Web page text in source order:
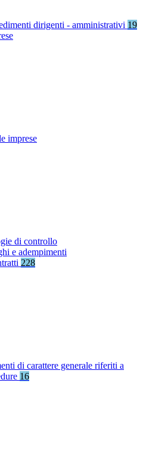
dirigenti - amministrativi 19
imprese
di controllo
e adempimenti
228
di carattere generale riferiti a
16